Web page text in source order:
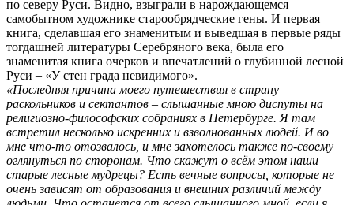
по северу Руси. Видно, взыграли в нарождающемся
самобытном художнике старообрядческие гены. И первая
книга, сделавшая его знаменитым и выведшая в первые ряды
тогдашней литературы Серебряного века, была его
знаменитая книга очерков и впечатлений о глубинной лесной
Руси – «У стен града невидимого».
«Последняя причина моего путешествия в страну
раскольников и сектантов – слышанные мною диспуты на
религиозно-философских собраниях в Петербурге. Я там
встретил несколько искренних и взволнованных людей. И во
мне что-то отозвалось, и мне захотелось также по-своему
оглянуться по сторонам. Что скажут о всём этом наши
старые лесные мудрецы? Есть вечные вопросы, которые не
очень зависят от образования и внешних различий между